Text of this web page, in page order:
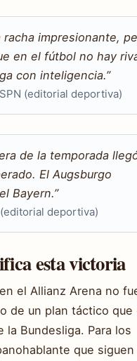
racha impresionante,
en el fútbol no hay
con inteligencia.”
(editorial deportiva)
de la temporada
El Augsburgo
Bayern.”
deportiva)
esta victoria
el Allianz Arena no
de un plan táctico que
la Bundesliga. Para los
que siguen